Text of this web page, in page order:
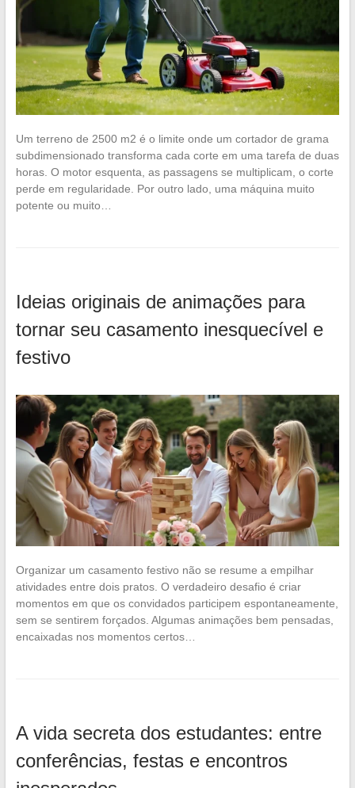
Um terreno de 2500 m2 é o limite onde um cortador de grama
subdimensionado transforma cada corte em uma tarefa de duas
horas. O motor esquenta, as passagens se multiplicam, o corte
perde em regularidade. Por outro lado, uma máquina muito
potente ou muito…
Ideias originais de animações para
tornar seu casamento inesquecível e
festivo
Organizar um casamento festivo não se resume a empilhar
atividades entre dois pratos. O verdadeiro desafio é criar
momentos em que os convidados participem espontaneamente,
sem se sentirem forçados. Algumas animações bem pensadas,
encaixadas nos momentos certos…
A vida secreta dos estudantes: entre
conferências, festas e encontros